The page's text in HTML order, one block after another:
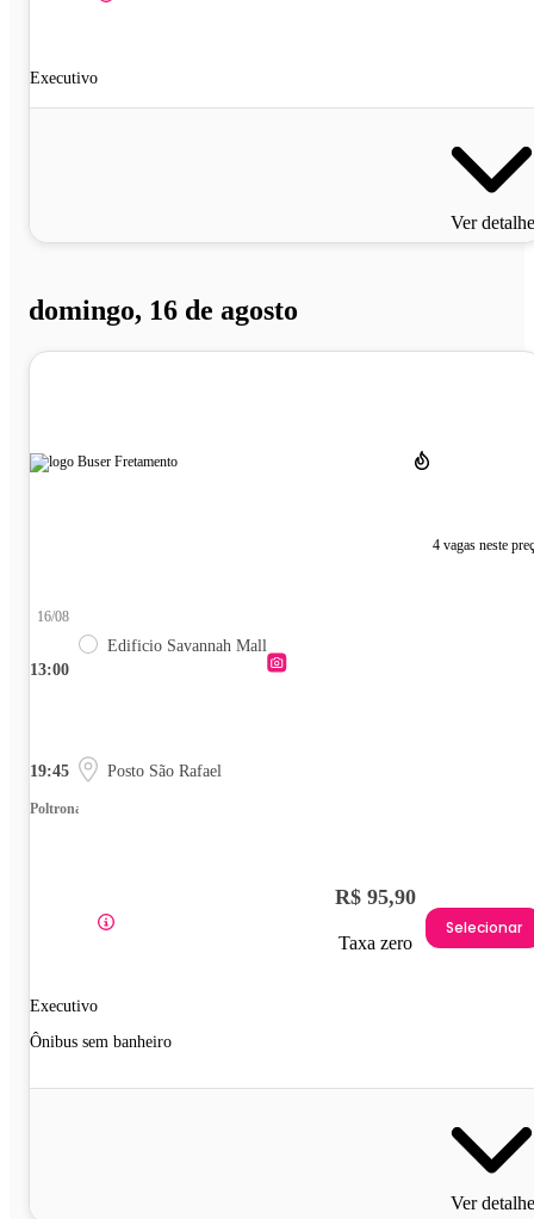
Executivo
Ver
domingo, 16 de agosto
4 vagas neste
13:00
16/08
Edificio Savannah Mall
19:45 Posto São Rafael
Poltrona
Executivo
Ônibus sem banheiro
R$ 95,90
Taxa zero
Selecionar
Ver